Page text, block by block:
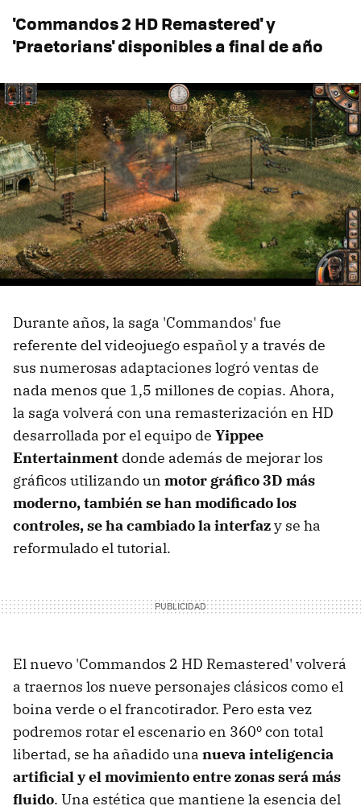
'Commandos 2 HD Remastered' y
'Praetorians' disponibles a final de año
Durante años, la saga 'Commandos' fue
referente del videojuego español y a través de
sus numerosas adaptaciones logró ventas de
nada menos que 1,5 millones de copias. Ahora,
la saga volverá con una remasterización en HD
desarrollada por el equipo de Yippee
Entertainment donde además de mejorar los
gráficos utilizando un motor gráfico 3D más
moderno, también se han modificado los
controles, se ha cambiado la interfazy se ha
reformulado el tutorial.
El nuevo 'Commandos 2 HD Remastered' volverá
a traernos los nueve personajes clásicos como el
boina verde o el francotirador. Pero esta vez
podremos rotar el escenario en 360º con total
libertad, se ha añadido una nueva inteligencia
artificial y el movimiento entre zonas será más
fluido. Una estética que mantiene la esencia del